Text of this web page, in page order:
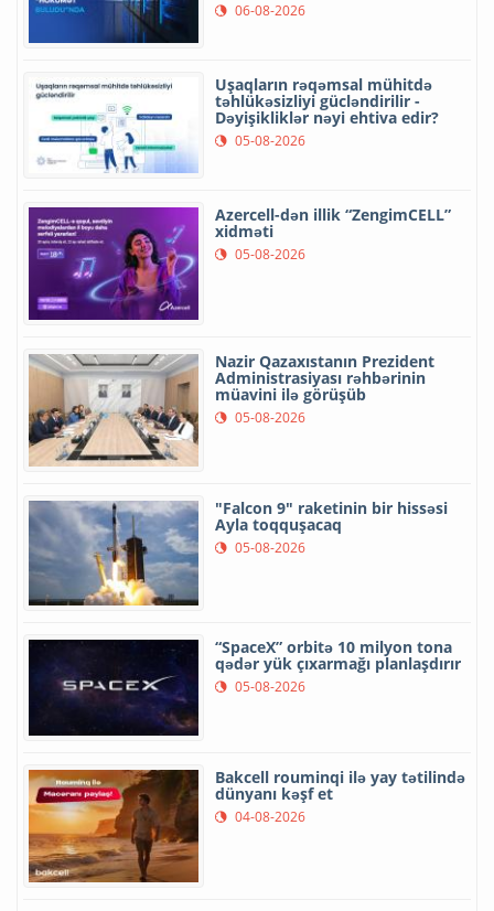
06-08-2026
Uşaqların rəqəmsal mühitdə
təhlükəsizliyi gücləndirilir -
Dəyişikliklər nəyi ehtiva edir?
05-08-2026
Azercell-dən illik “ZengimCELL”
xidməti
05-08-2026
Nazir Qazaxıstanın Prezident
Administrasiyası rəhbərinin
müavini ilə görüşüb
05-08-2026
"Falcon 9" raketinin bir hissəsi
Ayla toqquşacaq
05-08-2026
“SpaceX” orbitə 10 milyon tona
qədər yük çıxarmağı planlaşdırır
05-08-2026
Bakcell rouminqi ilə yay tətilində
dünyanı kəşf et
04-08-2026